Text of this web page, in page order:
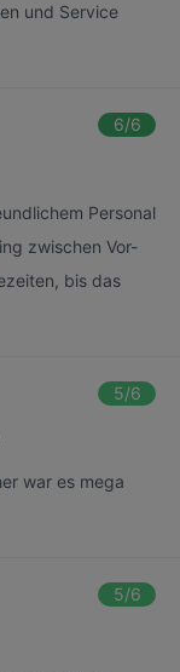
und Service
6/6
Personal
zwischen Vor-
bis das
5/6
war es mega
5/6